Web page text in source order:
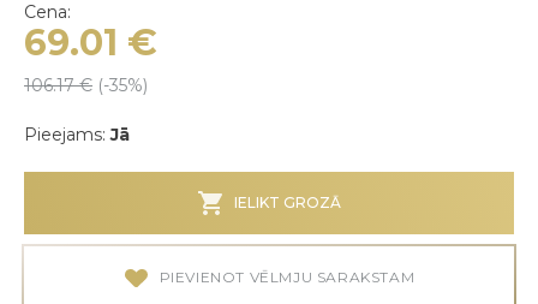
Cena:
69.01 €
106.17€ (-35%)
Pieejams:Jā
IELIKT GROZĀ
PIEVIENOT VĒLMJU SARAKSTAM